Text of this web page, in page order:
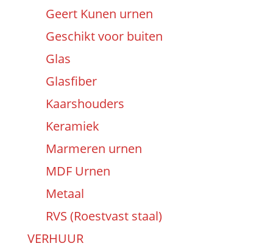
Geert Kunen urnen
Geschikt voor buiten
Glas
Glasfiber
Kaarshouders
Keramiek
Marmeren urnen
MDF Urnen
Metaal
RVS (Roestvast staal)
VERHUUR